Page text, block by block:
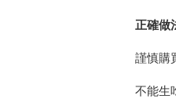
正確做
謹慎購
不能生